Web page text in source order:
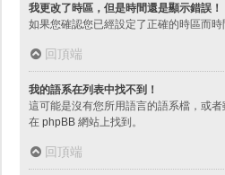
我更改了時區，但是時間還是顯示錯誤！
如果您確認您已經設定了正確的時區而
回頂端
我的語系在列表中找不到！
這可能是沒有您所用語言的語系檔，或
在 phpBB 網站上找到。
回頂端